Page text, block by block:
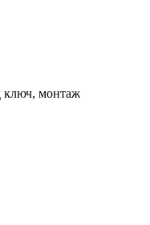
ключ, монтаж